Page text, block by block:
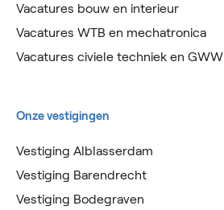
Vacatures bouw en interieur
Vacatures WTB en mechatronica
Vacatures civiele techniek en GWW
Onze vestigingen
Vestiging Alblasserdam
Vestiging Barendrecht
Vestiging Bodegraven